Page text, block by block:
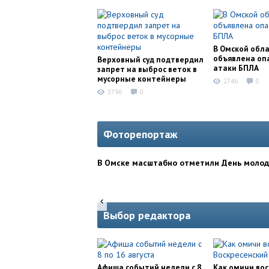
Верховный суд подтвердил
запрет на выброс веток в
мусорные контейнеры
3796 0
В Омской
объявлена
атаки БПЛА
2746 0
Фоторепортаж
В Омске масштабно отметили День
Выбор редактора